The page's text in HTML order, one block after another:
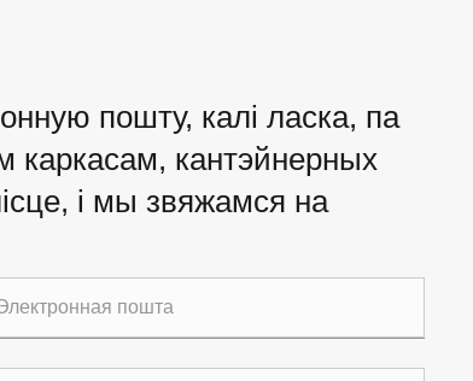
пошту, калі ласка, па
каркасам, кантэйнерных
і мы звяжамся на